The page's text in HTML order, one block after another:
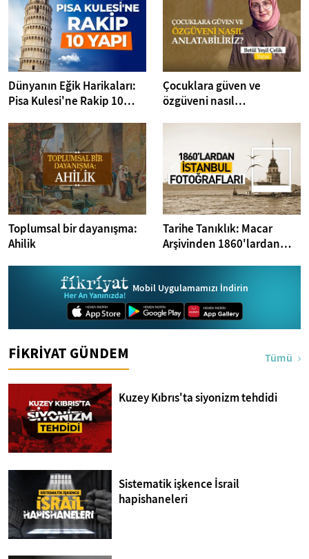
Dünyanın Eğik Harikaları:
Pisa Kulesi'ne Rakip 10
Çocuklara güven ve
özgüveni nasıl
Toplumsal bir dayanışma:
Ahilik
Tarihe Tanıklık: Macar
Arşivinden 1860'lardan
Mobil Uygulamamızı İndirin
FİKRİYAT GÜNDEM Tümü
Kuzey Kıbrıs'ta siyonizm tehdidi
Sistematik işkence İsrail
hapishaneleri